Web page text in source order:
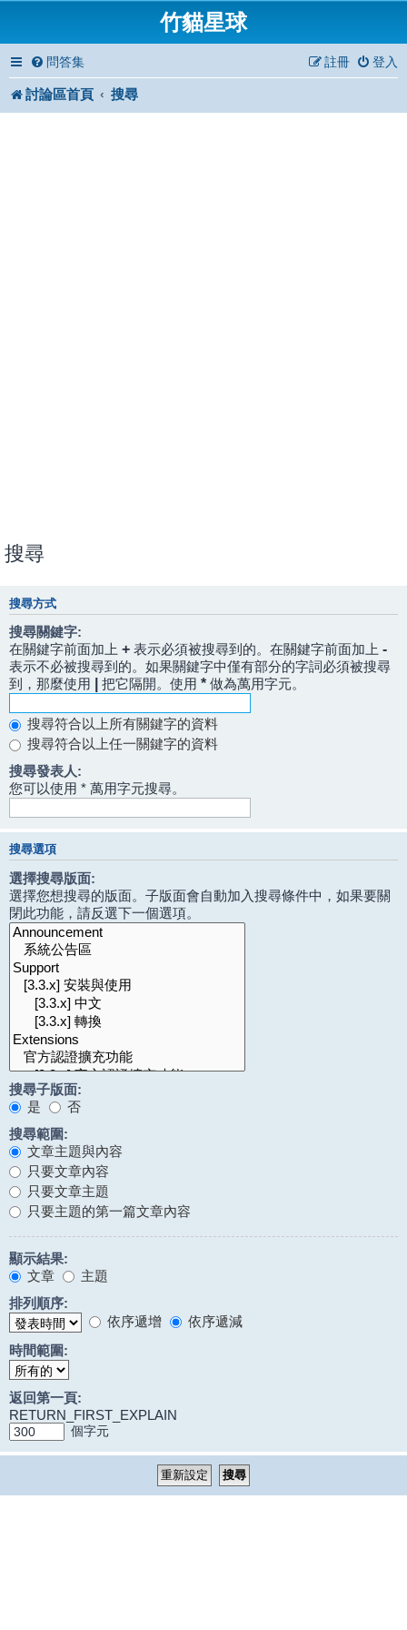
竹貓星球
問答集 登入
註冊
討論區首頁 搜尋
搜尋
搜尋方式
搜尋關鍵字:
在關鍵字前面加上 + 表示必須被搜尋到的。在關鍵字前面加上 -
表示不必被搜尋到的。如果關鍵字中僅有部分的字詞必須被搜尋
到，那麼使用
把它隔開。使用 * 做為萬用字元。
搜尋符合以上所有關鍵字的資料
搜尋符合以上任一關鍵字的資料
搜尋發表人:
您可以使用 * 萬用字元搜尋。
搜尋選項
選擇搜尋版面:
選擇您想搜尋的版面。子版面會自動加入搜尋條件中，如果要關
閉此功能，請反選下一個選項。
搜尋子版面:
是
否
搜尋範圍:
文章主題與內容
只要文章內容
只要文章主題
只要主題的第一篇文章內容
顯示結果:
文章
主題
排列順序:
依序遞增
依序遞減
時間範圍:
返回第一頁:
RETURN_FIRST_EXPLAIN
個字元